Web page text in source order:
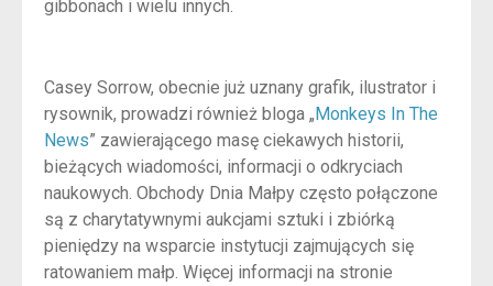
gibbonach i wielu innych.
Casey Sorrow, obecnie już uznany grafik, ilustrator i
rysownik, prowadzi również bloga „Monkeys In The
News” zawierającego masę ciekawych historii,
bieżących wiadomości, informacji o odkryciach
naukowych. Obchody Dnia Małpy często połączone
są z charytatywnymi aukcjami sztuki i zbiórką
pieniędzy na wsparcie instytucji zajmujących się
ratowaniem małp. Więcej informacji na stronie